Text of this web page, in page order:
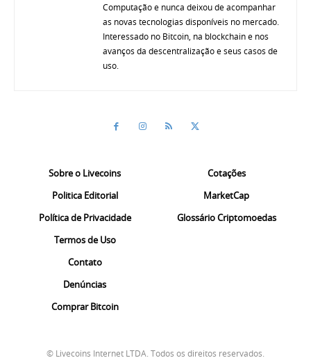
Computação e nunca deixou de acompanhar
as novas tecnologias disponíveis no mercado.
Interessado no Bitcoin, na blockchain e nos
avanços da descentralização e seus casos de
uso.
Sobre o Livecoins
Politica Editorial
Política de Privacidade
Termos de Uso
Contato
Denúncias
Comprar Bitcoin
Cotações
MarketCap
Glossário Criptomoedas
© Livecoins Internet LTDA. Todos os direitos reservados.